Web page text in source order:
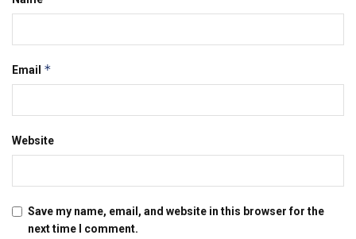
Email *
Website
Save my name, email, and website in this browser for the
next time I comment.